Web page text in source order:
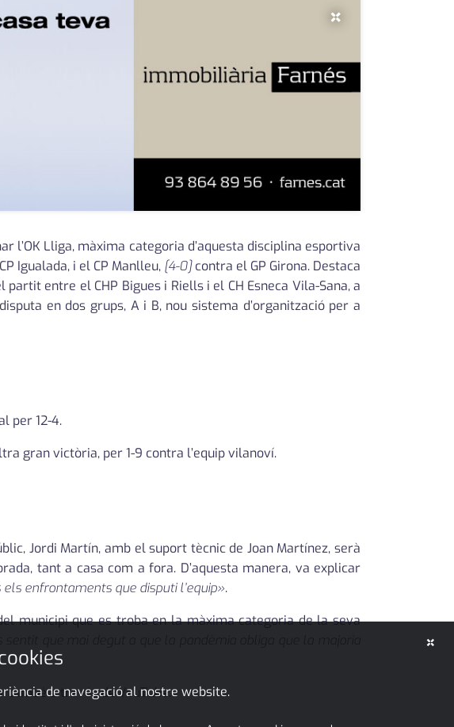
×
l’OK Lliga, màxima categoria d’aquesta disciplina esportiva
Igualada, i el CP Manlleu, [4-0]contra el GP Girona. Destaca
entre el CHP Bigues i Riells i el CH Esneca Vila-Sana, a
en dos grups, A i B, nou sistema d’organització per a
per 12-4.
gran victòria, per 1-9 contra l’equip vilanoví.
Jordi Martín, amb el suport tècnic de Joan Martínez, serà
tant a casa com a fora. D’aquesta manera, va explicar
enfrontaments que disputi l’equip».
municipi que es troba en la màxima categoria de la seva
també a través de YouTube.
×
de navegació al nostre website.